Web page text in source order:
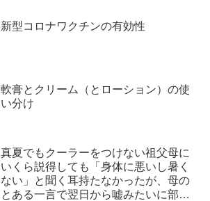
新型コロナワクチンの有効性
軟膏とクリーム（とローション）の使
い分け
真夏でもクーラーをつけない祖父母に
いくら説得しても「身体に悪いし暑く
ない」と聞く耳持たなかったが、母の
とある一言で翌日から嘘みたいに部屋